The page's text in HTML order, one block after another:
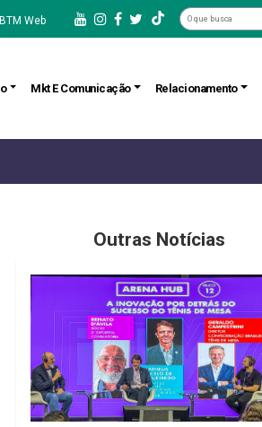
Web
Mkt E Comunicação Relacionamento
Outras Notícias